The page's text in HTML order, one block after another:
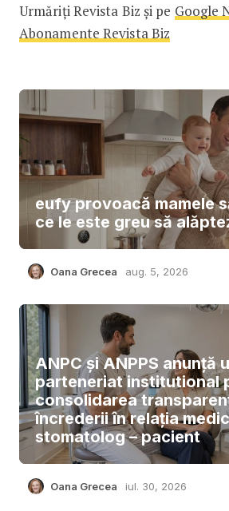
Urmăriți Revista Biz și pe Google
Abonamente Revista Biz
eufy provoacă mamele
ce le este greu să
Oana Grecea aug. 5, 2026
ANPC și ANPPS anunță
parteneriat institutional
consolidarea
încrederii în relația medic
stomatolog – pacient
Oana Grecea iul. 30, 2026